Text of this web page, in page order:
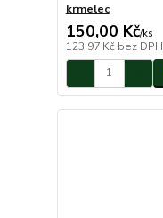
krmelec
150,00 Kč/ks
123,97 Kč bez DPH